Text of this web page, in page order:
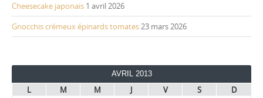
Cheesecake japonais 1 avril 2026
Gnocchis crémeux épinards tomates23 mars 2026
AVRIL 2013
L M M J V S
D